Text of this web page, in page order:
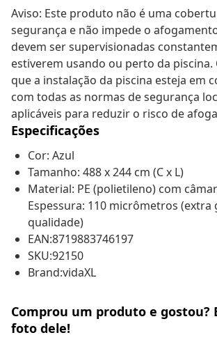
Aviso: Este produto não é uma
segurança e não impede o
devem ser supervisionadas
estiverem usando ou perto da piscina.
que a instalação da piscina esteja em
com todas as normas de segurança
aplicáveis para reduzir o risco de
Especificações
Cor: Azul
Tamanho: 488 x 244 cm (C x L)
Material: PE (polietileno) com
Espessura: 110 micrômetros (extra
qualidade)
EAN:8719883746197
SKU:92150
Brand:vidaXL
Comprou um produto e gostou?
foto dele!